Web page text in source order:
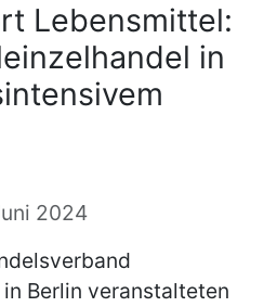
Lebensmittel:
in
2024
Berlin veranstalteten